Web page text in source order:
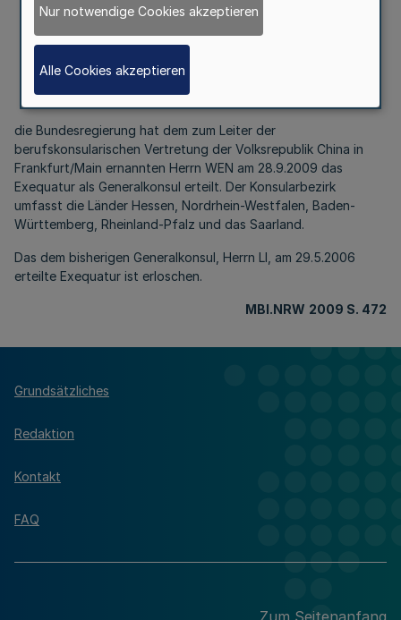
Berufskonsularische Vertretung
der Volksrepublik China in Frankfurt/Main
Bek. d. Ministerpräsidenten – 01.32
v. 6.10.2009
die Bundesregierung hat dem zum Leiter der
berufskonsularischen Vertretung der Volksrepublik China in
Frankfurt/Main ernannten Herrn WEN am 28.9.2009 das
Exequatur als Generalkonsul erteilt. Der Konsularbezirk
umfasst die Länder Hessen, Nordrhein-Westfalen, Baden-
Württemberg, Rheinland-Pfalz und das Saarland.
Das dem bisherigen Generalkonsul, Herrn LI, am 29.5.2006
erteilte Exequatur ist erloschen.
MBl.NRW 2009 S. 472
Grundsätzliches
Redaktion
Kontakt
FAQ
Zum Seitenanfang
Nur notwendige Cookies akzeptieren
Alle Cookies akzeptieren